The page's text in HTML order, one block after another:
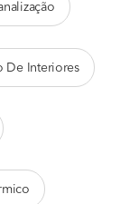
De Interiores